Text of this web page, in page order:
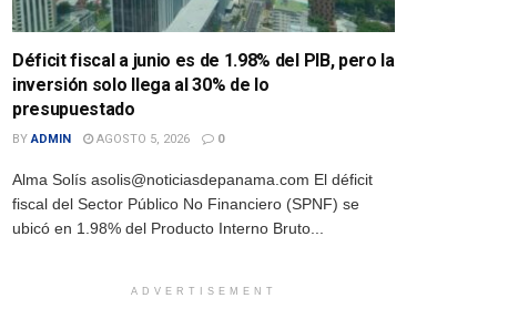
Déficit fiscal a junio es de 1.98% del PIB, pero la
inversión solo llega al 30% de lo
presupuestado
BY ADMIN AGOSTO 5, 2026 0
Alma Solís asolis@noticiasdepanama.com El déficit
fiscal del Sector Público No Financiero (SPNF) se
ubicó en 1.98% del Producto Interno Bruto...
ADVERTISEMENT